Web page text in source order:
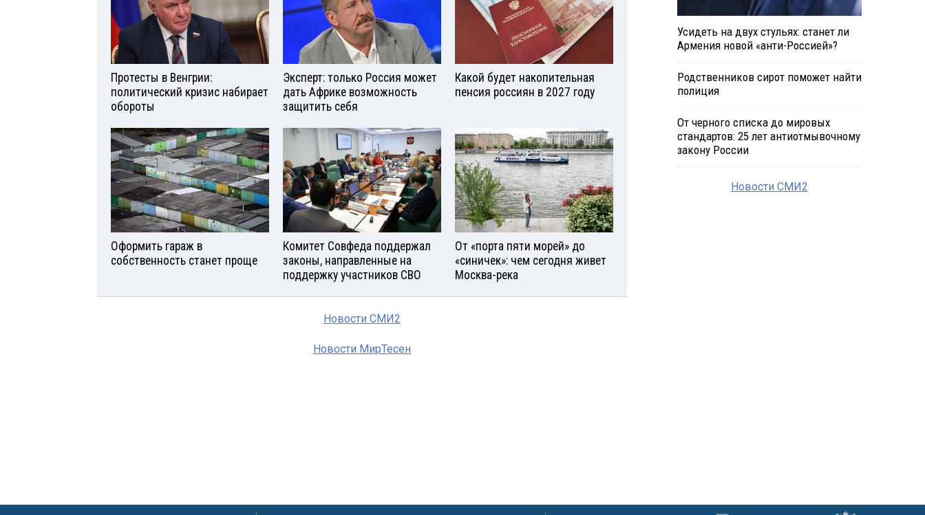
Протесты в Венгрии:
политический кризис набирает
обороты
Эксперт: только Россия может
дать Африке возможность
защитить себя
Какой будет накопительная
пенсия россиян в 2027 году
Оформить гараж в
собственность станет проще
Комитет Совфеда поддержал
законы, направленные на
поддержку участников СВО
От «порта пяти морей» до
«синичек»: чем сегодня живет
Москва-река
Новости СМИ2
Новости МирТесен
Усидеть на двух стульях: станет ли
Армения новой «анти-Россией»?
Родственников сирот поможет найти
полиция
От черного списка до мировых
стандартов: 25 лет антиотмывочному
закону России
Новости СМИ2